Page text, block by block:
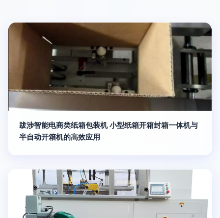
跋涉智能电商类纸箱包装机 小型纸箱开箱封箱一体机与
半自动开箱机的高效应用